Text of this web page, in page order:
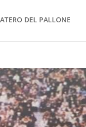
DEL PALLONE